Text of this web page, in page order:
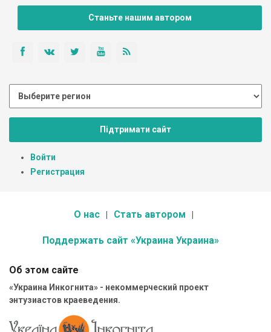
Станьте нашим автором
Підтримати сайт
Войти
Регистрация
О нас Стать автором
Поддержать сайт «Украина Украина»
Об этом сайте
«Украина Инкогнита» - некоммерческий проект
энтузиастов краеведения.